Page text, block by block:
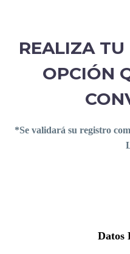
REALIZA
OPCIÓN
*Se validará su registro
Datos